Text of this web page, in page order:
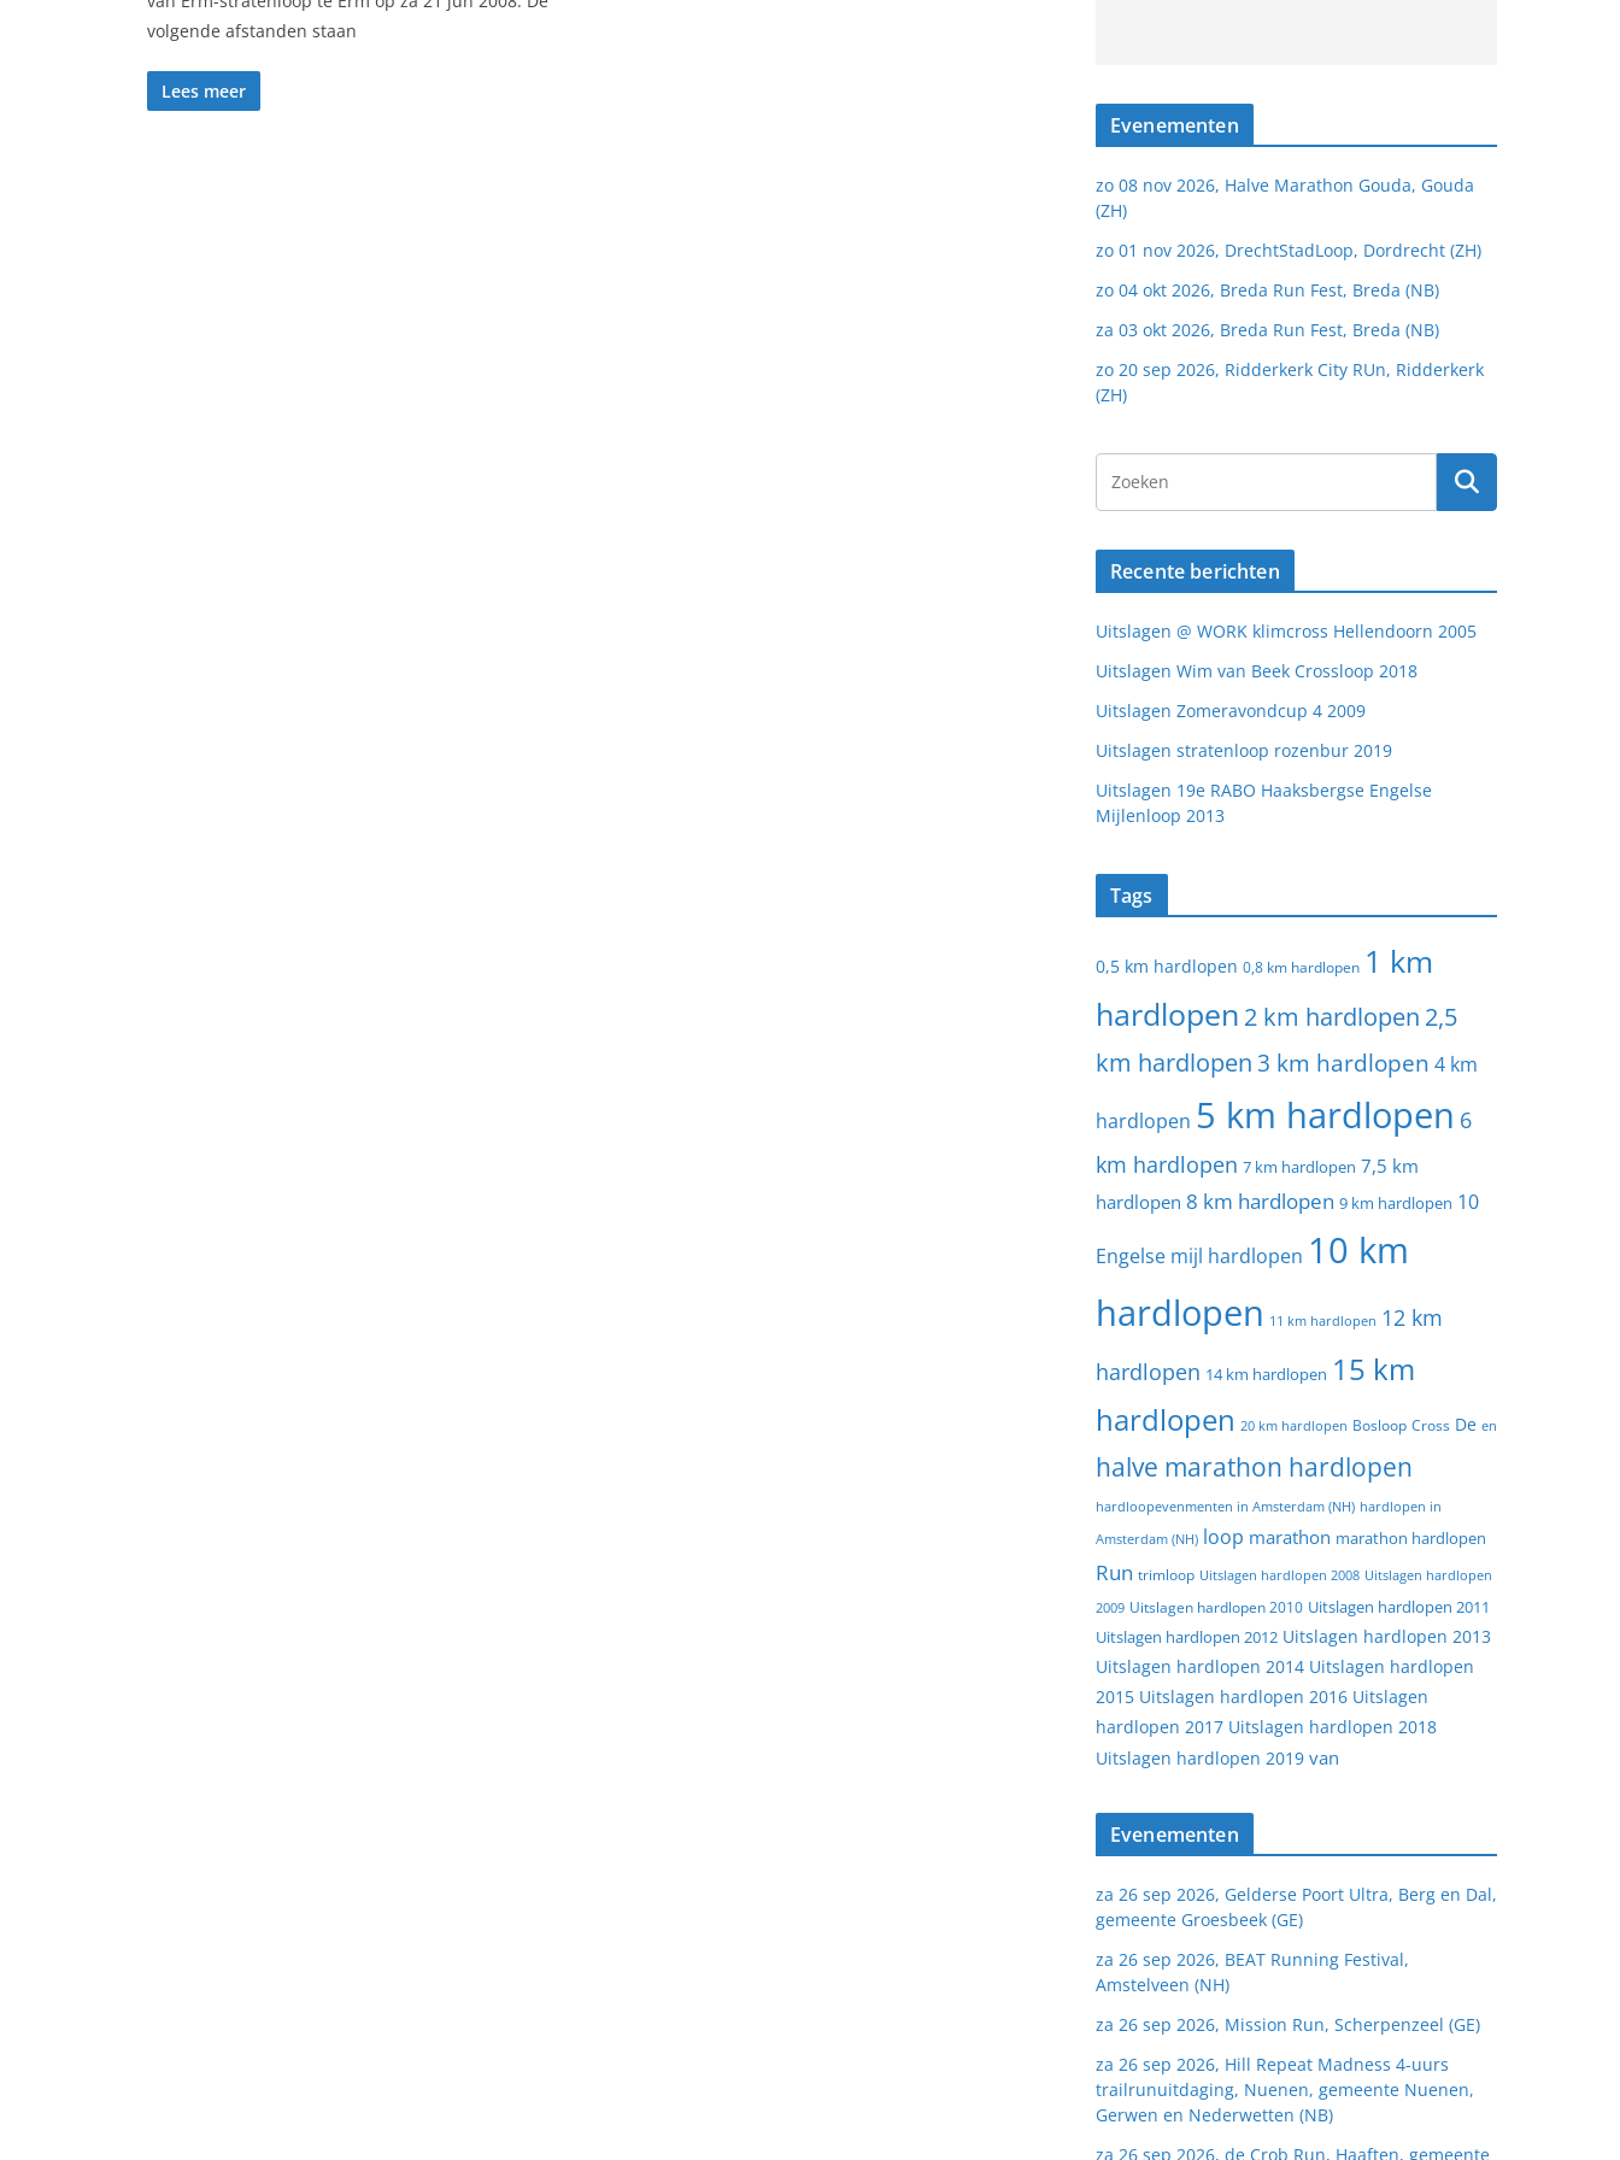
volgende afstanden staan
Lees meer
Evenementen
zo 08 nov 2026, Halve Marathon Gouda, Gouda
(ZH)
zo 01 nov 2026, DrechtStadLoop, Dordrecht (ZH)
zo 04 okt 2026, Breda Run Fest, Breda (NB)
za 03 okt 2026, Breda Run Fest, Breda (NB)
zo 20 sep 2026, Ridderkerk City RUn, Ridderkerk
(ZH)
Recente berichten
Uitslagen @ WORK klimcross Hellendoorn 2005
Uitslagen Wim van Beek Crossloop 2018
Uitslagen Zomeravondcup 4 2009
Uitslagen stratenloop rozenbur 2019
Uitslagen 19e RABO Haaksbergse Engelse
Mijlenloop 2013
Tags
0,5 km hardlopen 0,8 km hardlopen 1 km
hardlopen 2 km hardlopen 2,5
km hardlopen 3 km hardlopen 4 km
hardlopen 5 km hardlopen 6
km hardlopen 7 km hardlopen 7,5 km
hardlopen 8 km hardlopen 9 km hardlopen 10
Engelse mijl hardlopen 10 km
hardlopen 11 km hardlopen 12 km
hardlopen 14 km hardlopen 15 km
hardlopen 20 km hardlopen Bosloop Cross De en
halve marathon hardlopen
hardloopevenmenten in Amsterdam (NH) hardlopen in
Amsterdam (NH) loop marathon marathon hardlopen
Run trimloop Uitslagen hardlopen 2008 Uitslagen hardlopen
2009 Uitslagen hardlopen 2010 Uitslagen hardlopen 2011
Uitslagen hardlopen 2012 Uitslagen hardlopen 2013
Uitslagen hardlopen 2014 Uitslagen hardlopen
2015 Uitslagen hardlopen 2016 Uitslagen
hardlopen 2017 Uitslagen hardlopen 2018
Uitslagen hardlopen 2019 van
Evenementen
za 26 sep 2026, Gelderse Poort Ultra, Berg en Dal,
gemeente Groesbeek (GE)
za 26 sep 2026, BEAT Running Festival,
Amstelveen (NH)
za 26 sep 2026, Mission Run, Scherpenzeel (GE)
za 26 sep 2026, Hill Repeat Madness 4-uurs
trailrunuitdaging, Nuenen, gemeente Nuenen,
Gerwen en Nederwetten (NB)
za 26 sep 2026, de Crob Run, Haaften, gemeente